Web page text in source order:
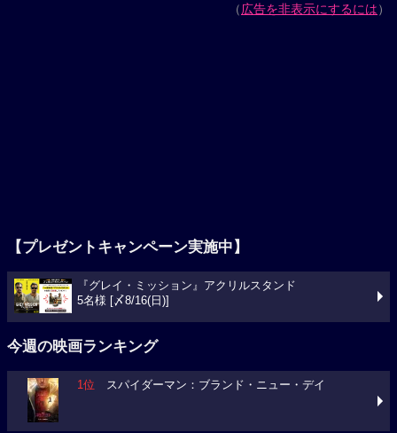
（広告を非表示にするには）
【プレゼントキャンペーン実施中】
『グレイ・ミッション』アクリルスタンド
5名様 [〆8/16(日)]
今週の映画ランキング
1位 スパイダーマン：ブランド・ニュー・デイ